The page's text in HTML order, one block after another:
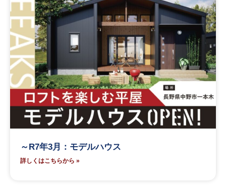
～R7年3月：モデルハウス
詳しくはこちらから »